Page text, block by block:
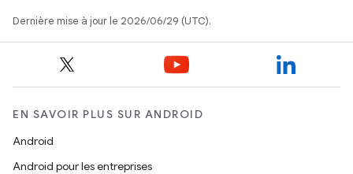
Dernière mise à jour le 2026/06/29 (UTC).
EN SAVOIR PLUS SUR ANDROID
Android
Android pour les entreprises